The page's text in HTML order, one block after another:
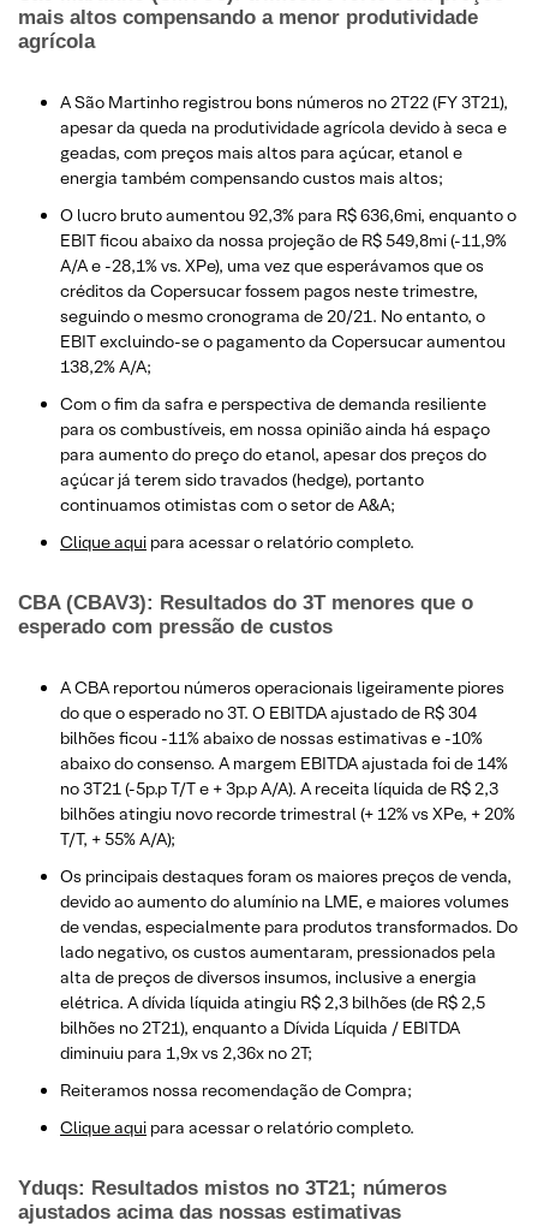
mais altos compensando a menor produtividade
agrícola
A São Martinho registrou bons números no 2T22 (FY 3T21),
apesar da queda na produtividade agrícola devido à seca e
geadas, com preços mais altos para açúcar, etanol e
energia também compensando custos mais altos;
O lucro bruto aumentou 92,3% para R$ 636,6mi, enquanto o
EBIT ficou abaixo da nossa projeção de R$ 549,8mi (-11,9%
A/A e -28,1% vs. XPe), uma vez que esperávamos que os
créditos da Copersucar fossem pagos neste trimestre,
seguindo o mesmo cronograma de 20/21. No entanto, o
EBIT excluindo-se o pagamento da Copersucar aumentou
138,2% A/A;
Com o fim da safra e perspectiva de demanda resiliente
para os combustíveis, em nossa opinião ainda há espaço
para aumento do preço do etanol, apesar dos preços do
açúcar já terem sido travados (hedge), portanto
continuamos otimistas com o setor de A&A;
Clique aqui para acessar o relatório completo.
CBA (CBAV3): Resultados do 3T menores que o
esperado com pressão de custos
A CBA reportou números operacionais ligeiramente piores
do que o esperado no 3T. O EBITDA ajustado de R$ 304
bilhões ficou -11% abaixo de nossas estimativas e -10%
abaixo do consenso. A margem EBITDA ajustada foi de 14%
no 3T21 (-5p.p T/T e + 3p.p A/A). A receita líquida de R$ 2,3
bilhões atingiu novo recorde trimestral (+ 12% vs XPe, + 20%
T/T, + 55% A/A);
Os principais destaques foram os maiores preços de venda,
devido ao aumento do alumínio na LME, e maiores volumes
de vendas, especialmente para produtos transformados. Do
lado negativo, os custos aumentaram, pressionados pela
alta de preços de diversos insumos, inclusive a energia
elétrica. A dívida líquida atingiu R$ 2,3 bilhões (de R$ 2,5
bilhões no 2T21), enquanto a Dívida Líquida / EBITDA
diminuiu para 1,9x vs 2,36x no 2T;
Reiteramos nossa recomendação de Compra;
Clique aqui para acessar o relatório completo.
Yduqs: Resultados mistos no 3T21; números
ajustados acima das nossas estimativas